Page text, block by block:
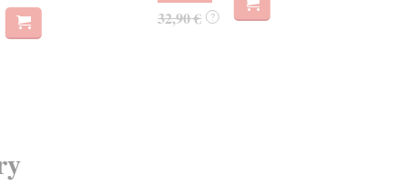
32,90 € ?